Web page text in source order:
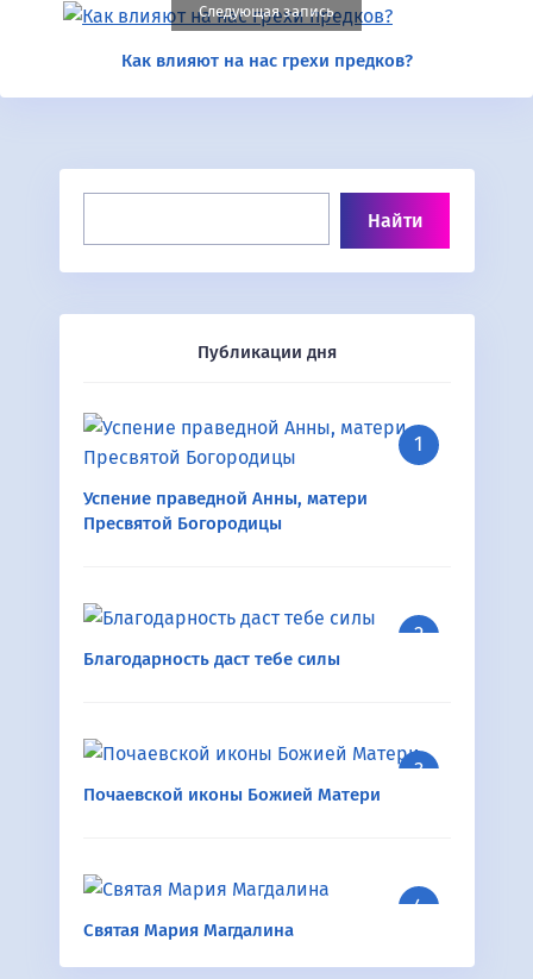
Следующая запись
Как влияют на нас грехи предков?
Публикации дня
Успение праведной Анны, матери
Пресвятой Богородицы
Благодарность даст тебе силы
Почаевской иконы Божией Матери
Святая Мария Магдалина